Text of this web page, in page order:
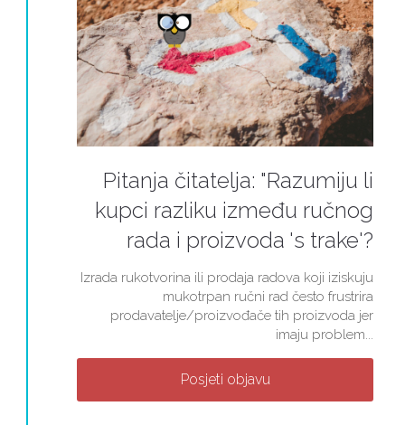
Pitanja čitatelja: "Razumiju li
kupci razliku između ručnog
rada i proizvoda 's trake'?
Izrada rukotvorina ili prodaja radova koji iziskuju
mukotrpan ručni rad često frustrira
prodavatelje/proizvođače tih proizvoda jer
imaju problem...
Posjeti objavu